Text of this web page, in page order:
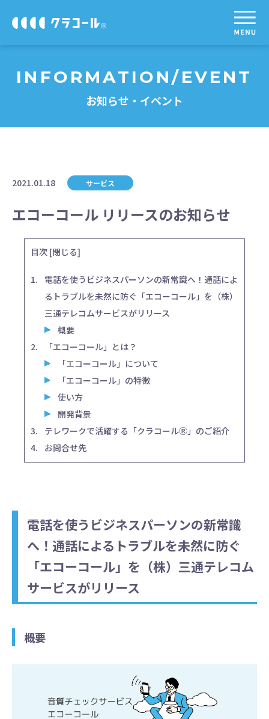
INFORMATION/EVENT
お知らせ・イベント
2021.01.18 サービス
エコーコール リリースのお知らせ
目次 [閉じる]
電話を使うビジネスパーソンの新常識へ！通話によ
るトラブルを未然に防ぐ「エコーコール」を（株）
三通テレコムサービスがリリース
概要
「エコーコール」とは？
「エコーコール」について
「エコーコール」の特徴
使い方
開発背景
テレワークで活躍する「クラコールⓇ」のご紹介
お問合せ先
電話を使うビジネスパーソンの新常識
へ！通話によるトラブルを未然に防ぐ
「エコーコール」を（株）三通テレコム
サービスがリリース
概要